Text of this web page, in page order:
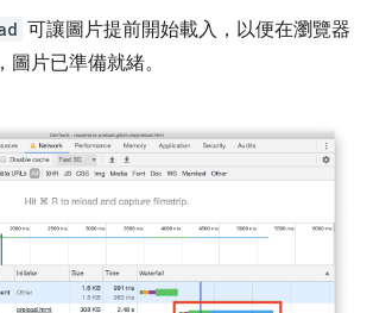
可讓圖片提前開始載入，以便在瀏覽器
片已準備就緒。